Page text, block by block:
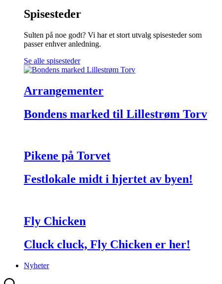
Spisesteder
Sulten på noe godt? Vi har et stort utvalg spisesteder som
passer enhver anledning.
Se alle spisesteder
Arrangementer
Bondens marked til Lillestrøm Torv
Pikene på Torvet
Festlokale midt i hjertet av byen!
Fly Chicken
Cluck cluck, Fly Chicken er her!
Nyheter